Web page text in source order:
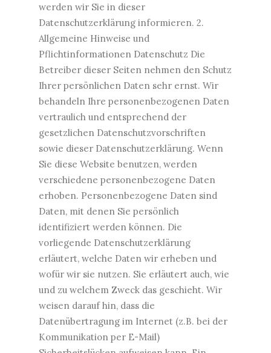
werden wir Sie in dieser
Datenschutzerklärung informieren. 2.
Allgemeine Hinweise und
Pflichtinformationen Datenschutz Die
Betreiber dieser Seiten nehmen den Schutz
Ihrer persönlichen Daten sehr ernst. Wir
behandeln Ihre personenbezogenen Daten
vertraulich und entsprechend der
gesetzlichen Datenschutzvorschriften
sowie dieser Datenschutzerklärung. Wenn
Sie diese Website benutzen, werden
verschiedene personenbezogene Daten
erhoben. Personenbezogene Daten sind
Daten, mit denen Sie persönlich
identifiziert werden können. Die
vorliegende Datenschutzerklärung
erläutert, welche Daten wir erheben und
wofür wir sie nutzen. Sie erläutert auch, wie
und zu welchem Zweck das geschieht. Wir
weisen darauf hin, dass die
Datenübertragung im Internet (z.B. bei der
Kommunikation per E-Mail)